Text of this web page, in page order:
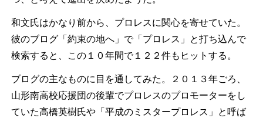
和文氏はかなり前から、プロレスに関心を寄せていた。
彼のブログ「約束の地へ」で「プロレス」と打ち込んで
検索すると、この１０年間で１２２件もヒットする。
ブログの主なものに目を通してみた。２０１３年ごろ、
山形南高校応援団の後輩でプロレスのプロモーターをし
ていた高橋英樹氏や「平成のミスタープロレス」と呼ば